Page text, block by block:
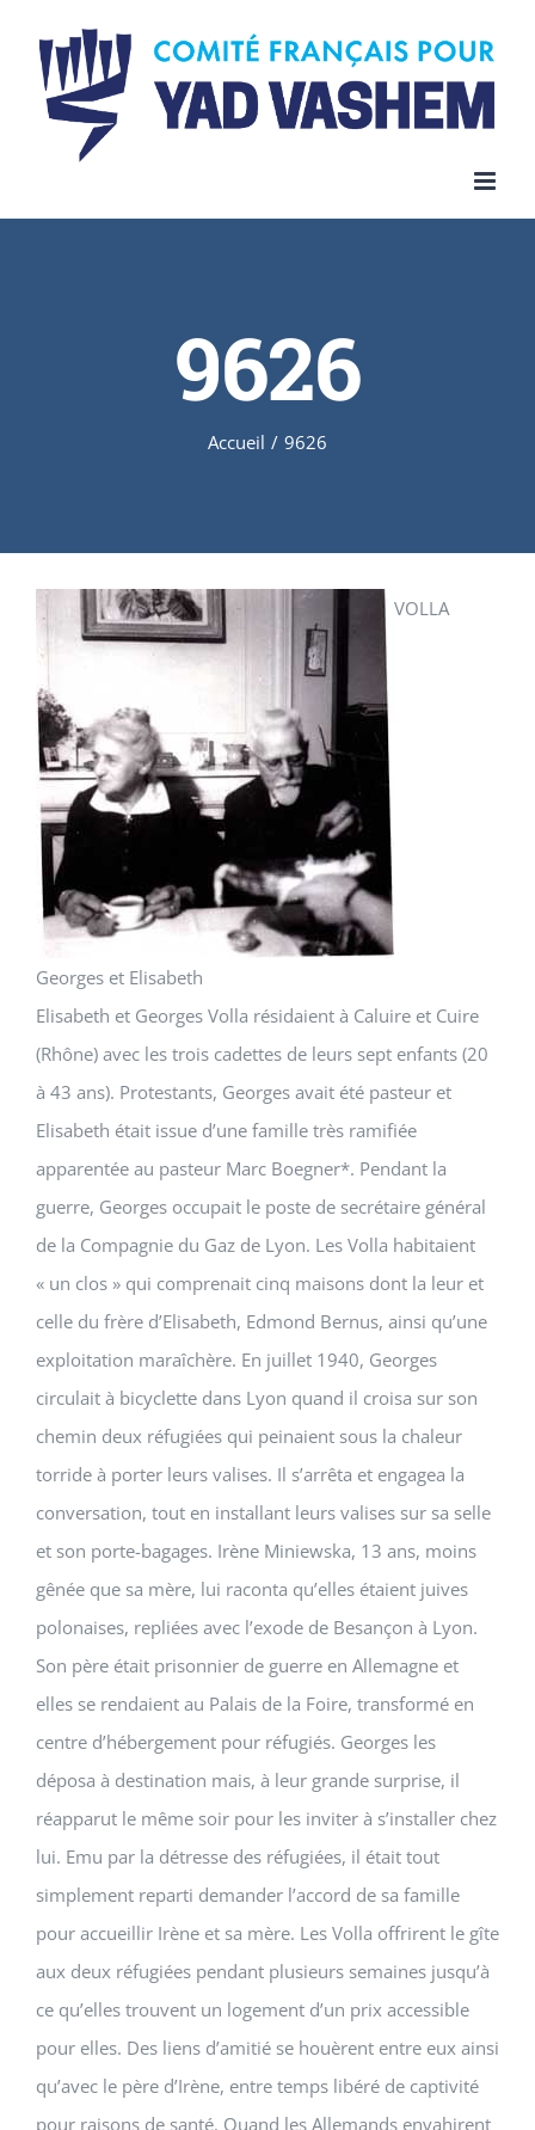
content
9626
Accueil / 9626
VOLLA
Georges et Elisabeth
Elisabeth et Georges Volla résidaient à Caluire et Cuire
(Rhône) avec les trois cadettes de leurs sept enfants (20
à 43 ans). Protestants, Georges avait été pasteur et
Elisabeth était issue d’une famille très ramifiée
apparentée au pasteur Marc Boegner*. Pendant la
guerre, Georges occupait le poste de secrétaire général
de la Compagnie du Gaz de Lyon. Les Volla habitaient
« un clos » qui comprenait cinq maisons dont la leur et
celle du frère d’Elisabeth, Edmond Bernus, ainsi qu’une
exploitation maraîchère. En juillet 1940, Georges
circulait à bicyclette dans Lyon quand il croisa sur son
chemin deux réfugiées qui peinaient sous la chaleur
torride à porter leurs valises. Il s’arrêta et engagea la
conversation, tout en installant leurs valises sur sa selle
et son porte-bagages. Irène Miniewska, 13 ans, moins
gênée que sa mère, lui raconta qu’elles étaient juives
polonaises, repliées avec l’exode de Besançon à Lyon.
Son père était prisonnier de guerre en Allemagne et
elles se rendaient au Palais de la Foire, transformé en
centre d’hébergement pour réfugiés. Georges les
déposa à destination mais, à leur grande surprise, il
réapparut le même soir pour les inviter à s’installer chez
lui. Emu par la détresse des réfugiées, il était tout
simplement reparti demander l’accord de sa famille
pour accueillir Irène et sa mère. Les Volla offrirent le gîte
aux deux réfugiées pendant plusieurs semaines jusqu’à
ce qu’elles trouvent un logement d’un prix accessible
pour elles. Des liens d’amitié se houèrent entre eux ainsi
qu’avec le père d’Irène, entre temps libéré de captivité
pour raisons de santé. Quand les Allemands envahirent